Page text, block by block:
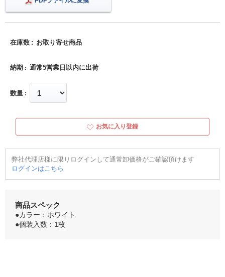
在庫数 お取り寄せ商品
納期 通常5営業日以内に出荷
数量
お気に入り登録
弊社代理店様に限りログインして通常卸価格がご確認頂けます
ログインはこちら
商品スペック
●カラー：ホワイト
●個装入数：1枚